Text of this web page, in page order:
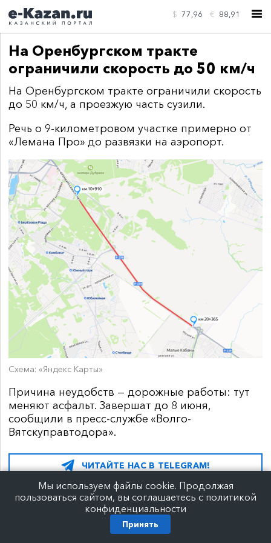
$ 77,96 € 88,91
КОНТАКТЫ
На Оренбургском тракте
ограничили скорость до 50 км/ч
На Оренбургском тракте ограничили скорость
до 50 км/ч, а проезжую часть сузили.
Речь о 9-километровом участке примерно от
«Лемана Про» до развязки на аэропорт.
Схема: «Яндекс Карты»
Причина неудобств — дорожные работы: тут
меняют асфальт. Завершат до 8 июня,
сообщили в пресс-службе «Волго-
Вятскуправтодора».
ЧИТАЙТЕ НАС В TELEGRAM!
Мы используем файлы cookie. Продолжая
пользоваться сайтом, вы соглашаетесь с политикой
конфиденциальности
Принять